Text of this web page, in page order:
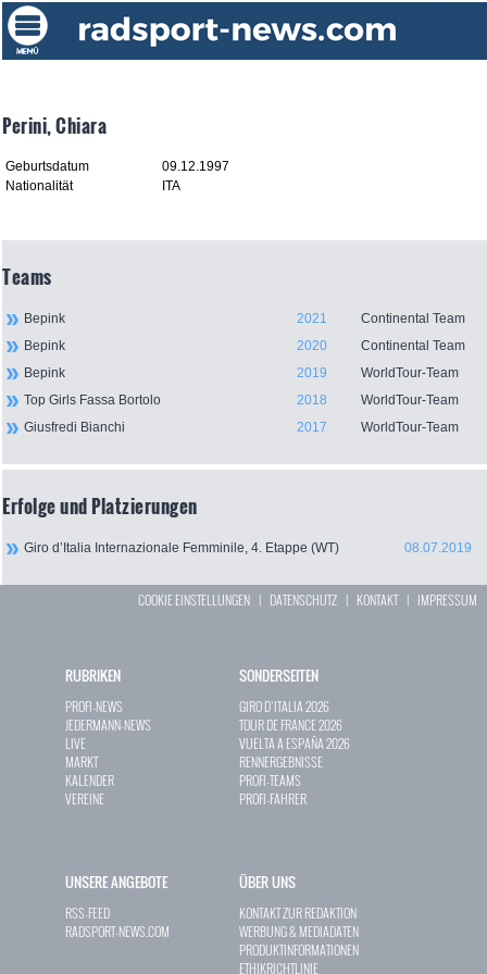
Perini, Chiara
Geburtsdatum
09.12.1997
Nationalität
ITA
Teams
Bepink 2021
Continental Team
Bepink
2020
Continental Team
Bepink
2019
WorldTour-Team
Top Girls Fassa Bortolo
2018
WorldTour-Team
Giusfredi Bianchi
2017 WorldTour-Team
Erfolge und Platzierungen
Giro d’Italia Internazionale Femminile, 4. Etappe (WT) 08.07.2019
COOKIE EINSTELLUNGEN | DATENSCHUTZ | KONTAKT| IMPRESSUM
RUBRIKEN
PROFI-NEWS
JEDERMANN-NEWS
LIVE
MARKT
KALENDER
VEREINE
SONDERSEITEN
GIRO D`ITALIA 2026
TOUR DE FRANCE 2026
VUELTA A ESPAÑA 2026
RENNERGEBNISSE
PROFI-TEAMS
PROFI-FAHRER
UNSERE ANGEBOTE
RSS-FEED
RADSPORT-NEWS.COM
ÜBER UNS
KONTAKT ZUR REDAKTION
WERBUNG & MEDIADATEN
PRODUKTINFORMATIONEN
ETHIKRICHTLINIE